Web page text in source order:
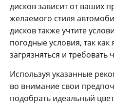
дисков зависит от ваших
желаемого стиля
дисков также учтите
погодные условия, так как
загрязняться и требовать
Используя указанные
во внимание свои
подобрать идеальный